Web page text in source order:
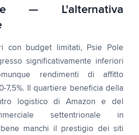
— L'alternativa
con budget limitati, Psie Pole
significativamente inferiori
rendimenti di affitto
7,5%. Il quartiere beneficia della
logistico di Amazon e del
settentrionale in
manchi il prestigio dei siti